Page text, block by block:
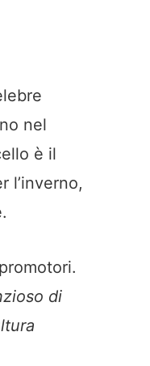
nel
è il
l’inverno,
di